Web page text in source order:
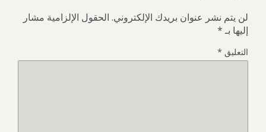
لن يتم نشر عنوان بريدك الإلكتروني. الحقول الإلزامية مشار
إليها بـ*
التعليق *